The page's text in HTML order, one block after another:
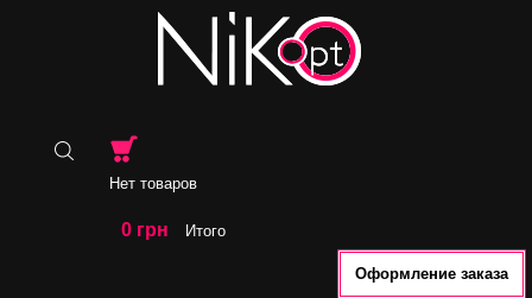
Нет товаров
0 грн Итого
Оформление заказа